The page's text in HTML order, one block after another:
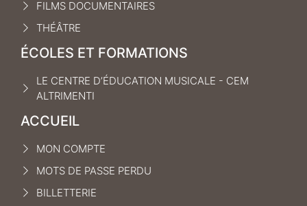
FILMS DOCUMENTAIRES
THÉÂTRE
ÉCOLES ET FORMATIONS
LE CENTRE D’ÉDUCATION MUSICALE - CEM
ALTRIMENTI
ACCUEIL
MON COMPTE
MOTS DE PASSE PERDU
BILLETTERIE